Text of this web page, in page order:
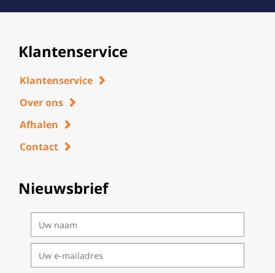
Klantenservice
Klantenservice
Over ons
Afhalen
Contact
Nieuwsbrief